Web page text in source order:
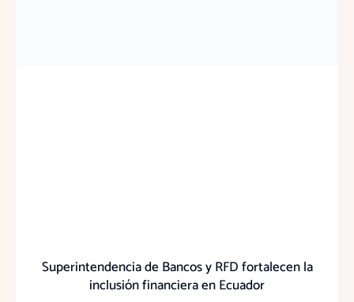
Superintendencia de Bancos y RFD fortalecen la
inclusión financiera en Ecuador